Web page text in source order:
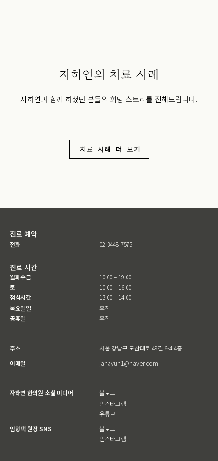
자하연의 치료 사례
자하연과 함께 하셨던 분들의 희망 스토리를 전해드립니다.
치료 사례 더 보기
진료 예약
전화 02-3448-7575
진료 시간
월화수금
토
점심시간
목요일일
공휴일
10:00 – 19:00
10:00 – 16:00
13:00 – 14:00
휴진
휴진
주소
서울 강남구 도산대로 49길 6-4 4층
이메일
jahayun1@naver.com
자하연 한의원 소셜 미디어
블로그
인스타그램
유튜브
임형택 원장 SNS
블로그
인스타그램